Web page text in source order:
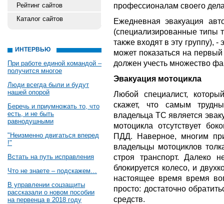
Рейтинг сайтов
Каталог сайтов
ИНТЕРВЬЮ
При работе единой командой –
получится многое
Люди всегда были и будут
нашей опорой
Беречь и приумножать то, что
есть, и не быть
равнодушными
"Неизменно двигаться вперед
!"
Встать на путь исправления
Что не знаете – подскажем…
В управлении соцзащиты
рассказали о новом пособии
на первенца в 2018 году
профессионалам своего
Ежедневная эвакуация
(специализированные типы
также входят в эту группу), -
может показаться на
должен учесть множество
Эвакуация мотоцикла
Любой специалист,
скажет, что самым
владельца ТС является
мотоцикла отсутствует
ПДД. Наверное, многим
владельцы мотоциклов
строя транспорт. Далеко
блокируется колесо, и
настоящее время время
просто: достаточно
средств.